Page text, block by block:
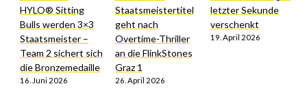
HYLO® Sitting
Bulls werden 3×3
Staatsmeister –
Team 2 sichert sich
die Bronzemedaille
16. Juni 2026
Staatsmeistertitel
geht nach
Overtime-Thriller
an die FlinkStones
Graz 1
26. April 2026
letzter Sekunde
verschenkt
19. April 2026